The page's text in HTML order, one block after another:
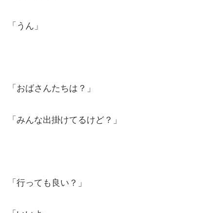
「うん」
「おばさんたちは？」
「みんな出掛けてるけど？」
「行っても良い？」